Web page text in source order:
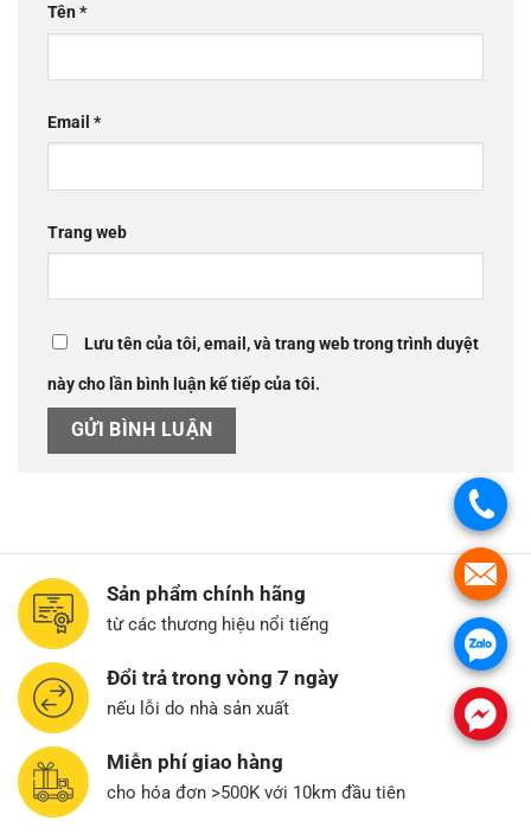
Tên*
Email *
Trang web
Lưu tên của tôi, email, và trang web trong trình duyệt
này cho lần bình luận kế tiếp của tôi.
Sản phẩm chính hãng
từ các thương hiệu nổi tiếng
Đổi trả trong vòng 7 ngày
nếu lỗi do nhà sản xuất
Miễn phí giao hàng
cho hóa đơn >500K với 10km đầu tiên
.
.
.
.